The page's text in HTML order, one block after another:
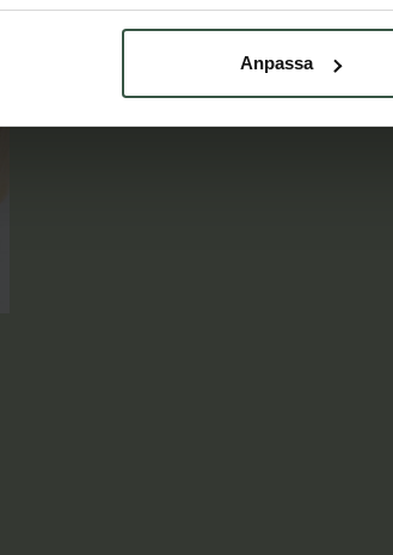
Anpassa